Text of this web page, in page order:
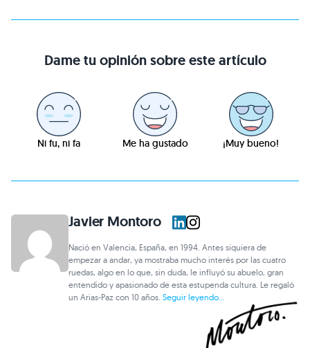
Dame tu opinión sobre este artículo
Ni fu, ni fa Me ha gustado ¡Muy bueno!
Javier Montoro
Nació en Valencia, España, en 1994. Antes siquiera de
empezar a andar, ya mostraba mucho interés por las cuatro
ruedas, algo en lo que, sin duda, le influyó su abuelo, gran
entendido y apasionado de esta estupenda cultura. Le regaló
un Arias-Paz con 10 años.Seguir leyendo...